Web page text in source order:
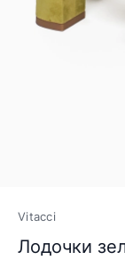
Vitacci
Лодочки